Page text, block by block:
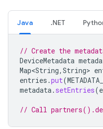
Java .NET
// Create the
DeviceMetadata
Map<String, String>
entries .put(
metadata. setEntries(
// Call